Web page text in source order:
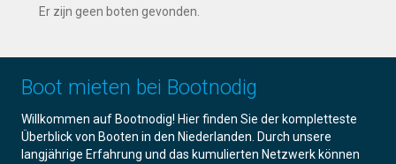
Er zijn geen boten gevonden.
Boot mieten bei Bootnodig
Willkommen auf Bootnodig! Hier finden Sie der kompletteste
Überblick von Booten in den Niederlanden. Durch unsere
langjährige Erfahrung und das kumulierten Netzwerk können